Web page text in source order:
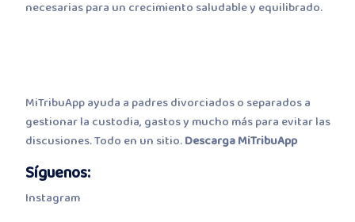
necesarias para un crecimiento saludable y equilibrado.
MiTribuApp ayuda a padres divorciados o separados a
gestionar la custodia, gastos y mucho más para evitar las
discusiones. Todo en un sitio.Descarga MiTribuApp
Síguenos:
Instagram